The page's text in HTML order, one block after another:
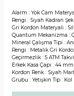
Alarm : Yok Cam
Rengi : Siyah Kadran
Gri Kordon Materyali :
Quantum Mekanizma :
Mineral Çalışma Tipi :
Rengi : Metalik Gri
Geçirmezlik : 5 ATM
Erkek Kasa Çapı : 44
Kordon Renk : Siyah
Grubu : Yetişkin Tip :